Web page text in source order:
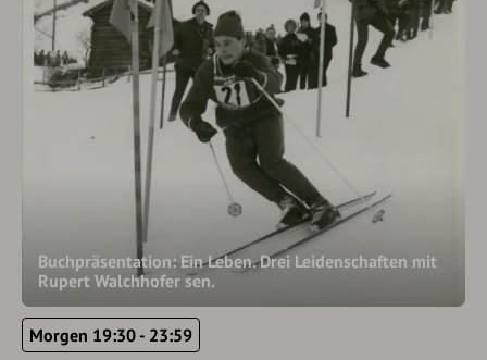
Buchpräsentation: Ein Leben. Drei Leidenschaften mit
Rupert Walchhofer sen.
Morgen 19:30 - 23:59